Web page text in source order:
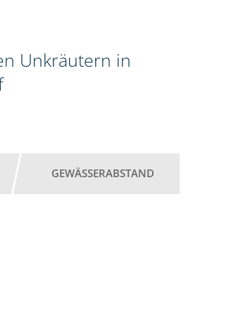
Unkräutern in
GEWÄSSERABSTAND